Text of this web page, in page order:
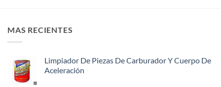
MAS RECIENTES
Limpiador De Piezas De Carburador Y Cuerpo De
Aceleración